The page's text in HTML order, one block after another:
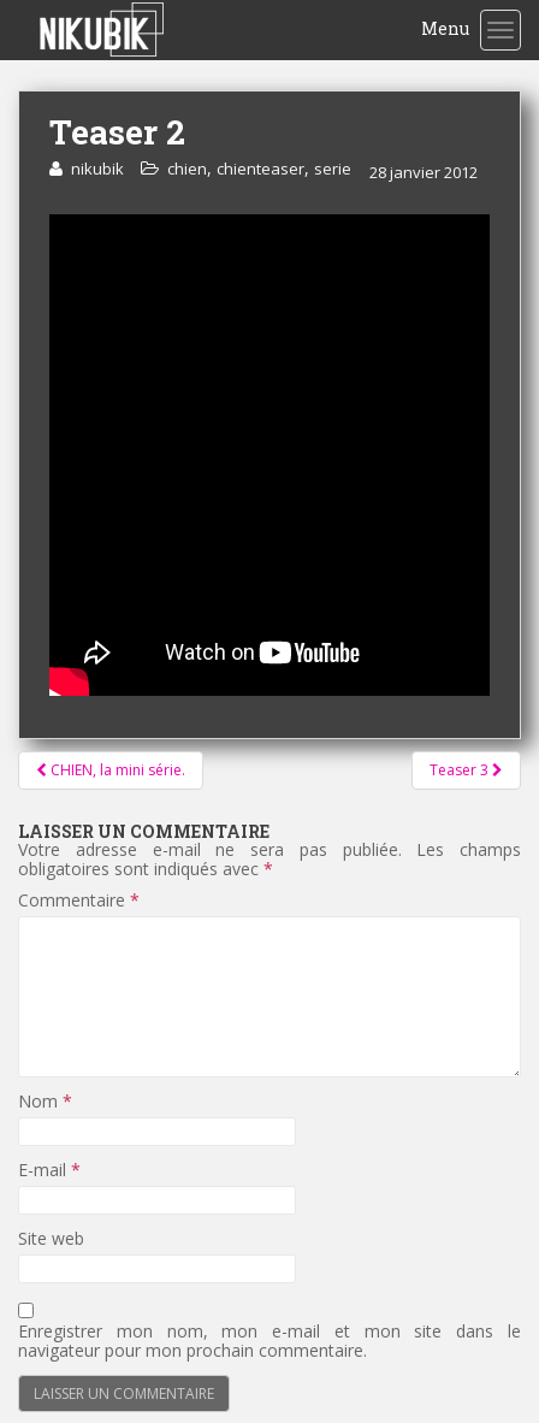
Menu
Teaser 2
28 janvier 2012
nikubik chien, chienteaser, serie
Pagination
d'article
CHIEN, la mini série. Teaser 3
LAISSER UN COMMENTAIRE
Votre adresse e-mail ne sera pas publiée.
Les champs
obligatoires sont indiqués avec *
Commentaire *
Nom *
E-mail *
Site web
Enregistrer mon nom, mon e-mail et mon site dans le
navigateur pour mon prochain commentaire.